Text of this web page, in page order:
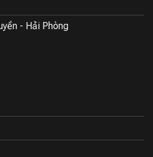
thông tin chi tiết về quá trình
tích đã được làm sạch và thời
sẽ mà còn đảm bảo rằng
của ngôi nhà bạn một cách
- Hải Phòng